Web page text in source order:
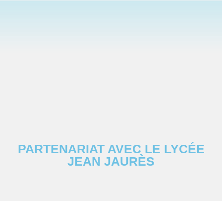
PARTENARIAT AVEC LE LYCÉE
JEAN JAURÈS